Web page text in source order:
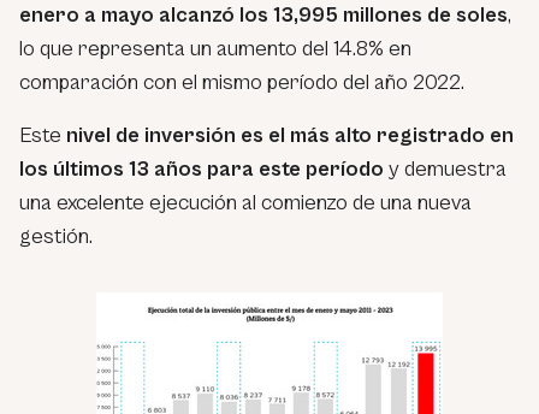
enero a mayo alcanzó los 13,995 millones de soles,
lo que representa un aumento del 14.8% en
comparación con el mismo período del año 2022.
Este nivel de inversión es el más alto registrado en
los últimos 13 años para este período y demuestra
una excelente ejecución al comienzo de una nueva
gestión.